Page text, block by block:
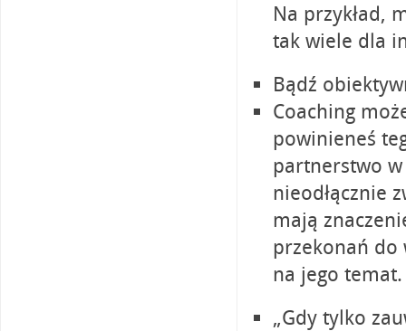
Na przykład,
tak wiele dla
Bądź
Coaching
powinieneś
partnerstwo
nieodłącznie
mają
przekonań do
na jego temat.
„Gdy tylko